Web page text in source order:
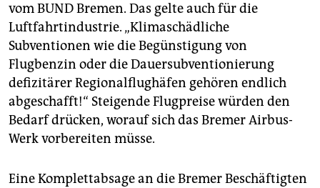
vom BUND Bremen. Das gelte auch für die
Luftfahrtindustrie. „Klimaschädliche
Subventionen wie die Begünstigung von
Flugbenzin oder die Dauersubventionierung
defizitärer Regionalflughäfen gehören endlich
abgeschafft!“ Steigende Flugpreise würden den
Bedarf drücken, worauf sich das Bremer Airbus-
Werk vorbereiten müsse.
Eine Komplettabsage an die Bremer Beschäftigten